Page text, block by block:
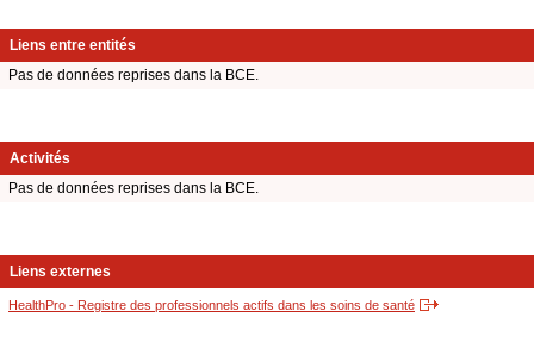
Liens entre entités
Pas de données reprises dans la BCE.
Activités
Pas de données reprises dans la BCE.
Liens externes
HealthPro - Registre des professionnels actifs dans les soins de santé